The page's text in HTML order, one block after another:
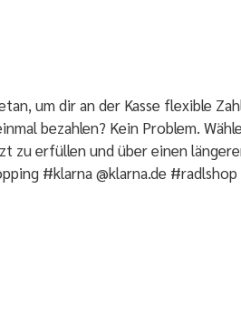
um dir an der Kasse flexible
bezahlen? Kein Problem.
zu erfüllen und über einen
#klarna @klarna.de